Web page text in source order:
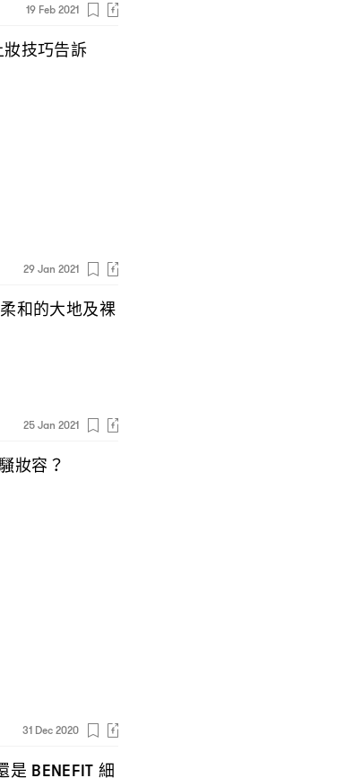
19 Feb 2021
技巧告訴
29 Jan 2021
和的大地及裸
25 Jan 2021
妝容 ？
31 Dec 2020
是 BENEFIT細